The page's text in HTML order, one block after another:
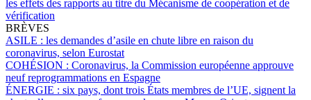
les effets des rapports au titre du Mécanisme de coopération et de
vérification
BRÈVES
ASILE : les demandes d’asile en chute libre en raison du
coronavirus, selon Eurostat
COHÉSION : Coronavirus, la Commission européenne approuve
neuf reprogrammations en Espagne
ÉNERGIE : six pays, dont trois États membres de l’UE, signent la